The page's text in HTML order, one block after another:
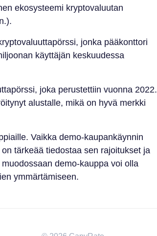
ekosysteemi kryptovaluutan
jonka pääkonttori
käyttäjän keskuudessa
joka perustettiin vuonna 2022.
alustalle, mikä on hyvä merkki
Vaikka demo-kaupankäynnin
tärkeää tiedostaa sen rajoitukset ja
demo-kauppa voi olla
ymmärtämiseen.